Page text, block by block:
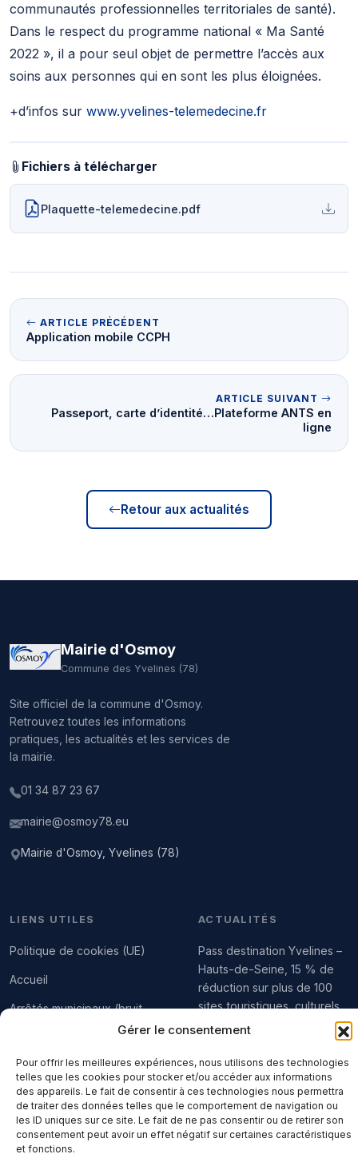
Gérer le consentement
Pour offrir les meilleures expériences, nous utilisons des technologies
telles que les cookies pour stocker et/ou accéder aux informations
des appareils. Le fait de consentir à ces technologies nous permettra
de traiter des données telles que le comportement de navigation ou
les ID uniques sur ce site. Le fait de ne pas consentir ou de retirer son
consentement peut avoir un effet négatif sur certaines caractéristiques
et fonctions.
communautés professionnelles territoriales de santé).
Dans le respect du programme national « Ma Santé
2022 », il a pour seul objet de permettre l’accès aux
soins aux personnes qui en sont les plus éloignées.
+d’infos sur www.yvelines-telemedecine.fr
Fichiers à télécharger
Plaquette-telemedecine.pdf
ARTICLE PRÉCÉDENT
Application mobile CCPH
ARTICLE SUIVANT
Passeport, carte d’identité…Plateforme ANTS en
ligne
Retour aux actualités
Mairie d'Osmoy
Commune des Yvelines (78)
Site officiel de la commune d'Osmoy.
Retrouvez toutes les informations
pratiques, les actualités et les services de
la mairie.
01 34 87 23 67
mairie@osmoy78.eu
Mairie d'Osmoy, Yvelines (78)
LIENS UTILES
Politique de cookies (UE)
Accueil
Arrêtés municipaux (bruit,
brûlage des déchets…)
ACTUALITÉS
Pass destination Yvelines –
Hauts-de-Seine, 15 % de
réduction sur plus de 100
sites touristiques, culturels,
sportifs et de loisirs
RAPPORTS DU CONSEIL
Contacter la mairie